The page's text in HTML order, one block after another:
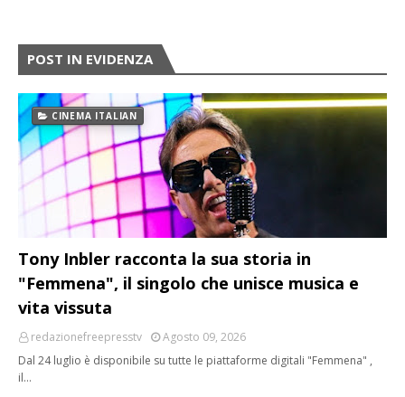
POST IN EVIDENZA
CINEMA ITALIAN
Tony Inbler racconta la sua storia in
"Femmena", il singolo che unisce musica e
vita vissuta
redazionefreepresstv
Agosto 09, 2026
Dal 24 luglio è disponibile su tutte le piattaforme digitali "Femmena" ,
il…